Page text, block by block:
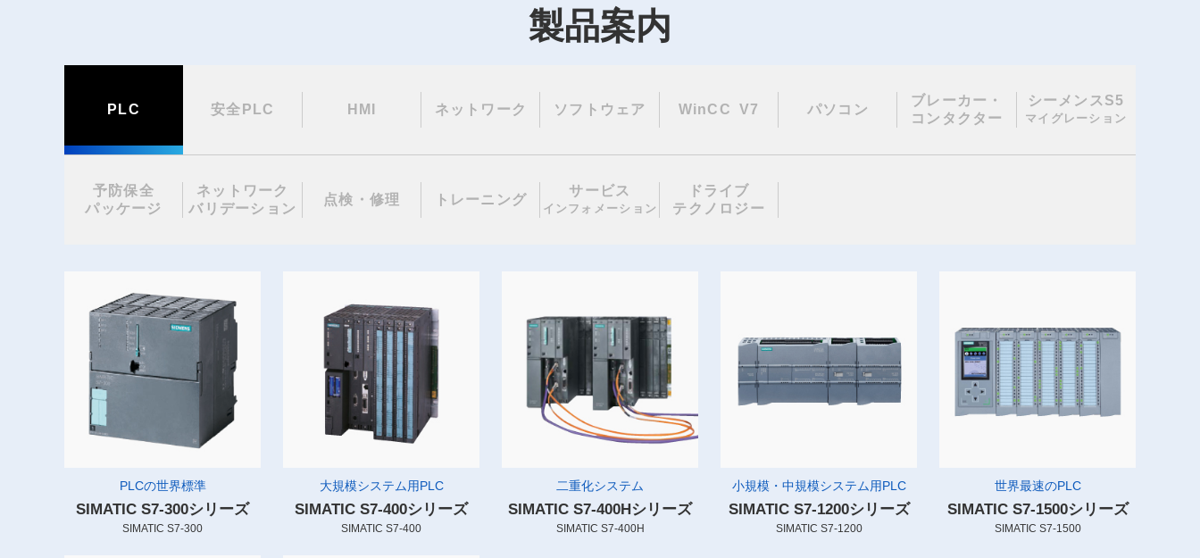
製品案内
PLC 安全PLC HMI ネットワーク ソフトウェア WinCC V7 パソコン
ブレーカー・
コンタクター
シーメンスS5
マイグレーション
予防保全
パッケージ
ネットワーク
バリデーション
点検・修理 トレーニング
サービス
インフォメーション
ドライブ
テクノロジー
PLCの世界標準
SIMATIC S7-300シリーズ
SIMATIC S7-300
大規模システム用PLC
SIMATIC S7-400シリーズ
SIMATIC S7-400
二重化システム
SIMATIC S7-400Hシリーズ
SIMATIC S7-400H
小規模・中規模システム用PLC
SIMATIC S7-1200シリーズ
SIMATIC S7-1200
世界最速のPLC
SIMATIC S7-1500シリーズ
SIMATIC S7-1500